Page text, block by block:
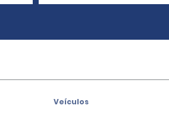
Veículos